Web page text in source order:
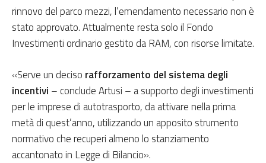
rinnovo del parco mezzi, l’emendamento necessario non è
stato approvato. Attualmente resta solo il Fondo
Investimenti ordinario gestito da RAM, con risorse limitate.
«Serve un deciso rafforzamento del sistema degli
incentivi – conclude Artusi – a supporto degli investimenti
per le imprese di autotrasporto, da attivare nella prima
metà di quest’anno, utilizzando un apposito strumento
normativo che recuperi almeno lo stanziamento
accantonato in Legge di Bilancio».